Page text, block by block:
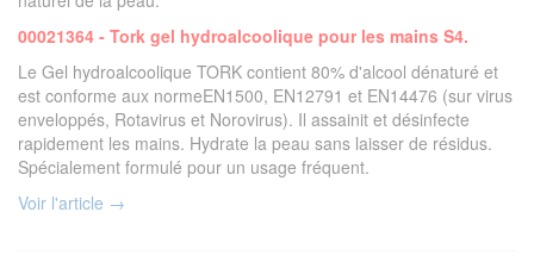
00021364 - Tork gel hydroalcoolique pour les mains S4.
Le Gel hydroalcoolique TORK contient 80% d'alcool dénaturé et
est conforme aux normeEN1500, EN12791 et EN14476 (sur virus
enveloppés, Rotavirus et Norovirus). Il assainit et désinfecte
rapidement les mains. Hydrate la peau sans laisser de résidus.
Spécialement formulé pour un usage fréquent.
Voir l'article →